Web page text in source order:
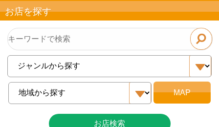
お店を探す
お店検索